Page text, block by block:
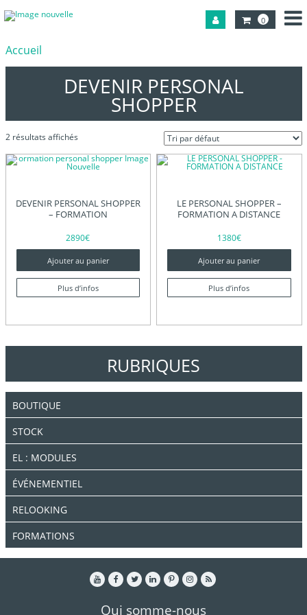
0
Accueil
DEVENIR PERSONAL
SHOPPER
2 résultats affichés
DEVENIR PERSONAL SHOPPER
– FORMATION
2890€
Ajouter au panier
Plus d’infos
LE PERSONAL SHOPPER –
FORMATION A DISTANCE
1380€
Ajouter au panier
Plus d’infos
RUBRIQUES
BOUTIQUE
STOCK
EL : MODULES
ÉVÉNEMENTIEL
RELOOKING
FORMATIONS
Qui somme-nous